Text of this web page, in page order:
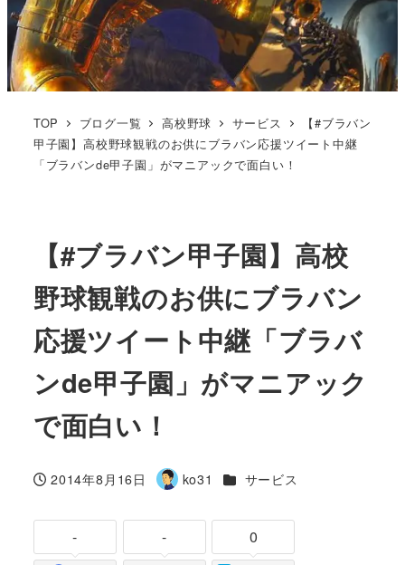
TOP ブログ一覧 高校野球 サービス
【#ブラバン
甲子園】高校野球観戦のお供にブラバン応援ツイート中継
「ブラバンde甲子園」がマニアックで面白い！
【#ブラバン甲子園】高校
野球観戦のお供にブラバン
応援ツイート中継「ブラバ
ンde甲子園」がマニアック
で面白い！
投稿日
2014年8月16日
著
ko31 カテゴリー
サービス
- - 0